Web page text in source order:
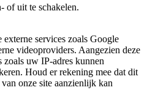
of uit te schakelen.
services zoals Google
videoproviders. Aangezien deze
zoals uw IP-adres kunnen
Houd er rekening mee dat dit
onze site aanzienlijk kan